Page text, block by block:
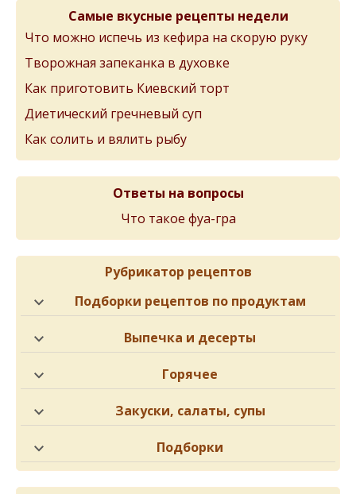
Самые вкусные рецепты недели
Что можно испечь из кефира на скорую руку
Творожная запеканка в духовке
Как приготовить Киевский торт
Диетический гречневый суп
Как солить и вялить рыбу
Ответы на вопросы
Что такое фуа-гра
Рубрикатор рецептов
Подборки рецептов по продуктам
Выпечка и десерты
Горячее
Закуски, салаты, супы
Подборки